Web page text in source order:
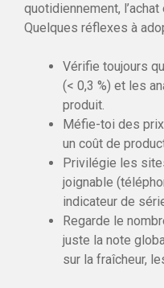
quotidiennement,
Quelques réflexes à
Vérifie toujours
(< 0,3 %) et les
produit.
Méfie-toi des
un coût de
Privilégie les
joignable
indicateur de
Regarde le
juste la note
sur la fraîcheur,